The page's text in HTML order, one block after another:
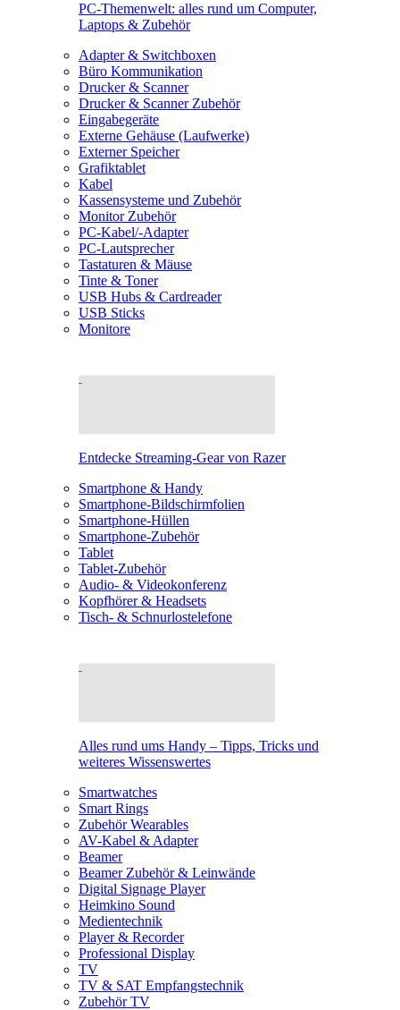
PC-Themenwelt: alles rund um Computer,
Laptops & Zubehör
Adapter & Switchboxen
Büro Kommunikation
Drucker & Scanner
Drucker & Scanner Zubehör
Eingabegeräte
Externe Gehäuse (Laufwerke)
Externer Speicher
Grafiktablet
Kabel
Kassensysteme und Zubehör
Monitor Zubehör
PC-Kabel/-Adapter
PC-Lautsprecher
Tastaturen & Mäuse
Tinte & Toner
USB Hubs & Cardreader
USB Sticks
Monitore
Entdecke Streaming-Gear von Razer
Smartphone & Handy
Smartphone-Bildschirmfolien
Smartphone-Hüllen
Smartphone-Zubehör
Tablet
Tablet-Zubehör
Audio- & Videokonferenz
Kopfhörer & Headsets
Tisch- & Schnurlostelefone
Alles rund ums Handy – Tipps, Tricks und
weiteres Wissenswertes
Smartwatches
Smart Rings
Zubehör Wearables
AV-Kabel & Adapter
Beamer
Beamer Zubehör & Leinwände
Digital Signage Player
Heimkino Sound
Medientechnik
Player & Recorder
Professional Display
TV
TV & SAT Empfangstechnik
Zubehör TV